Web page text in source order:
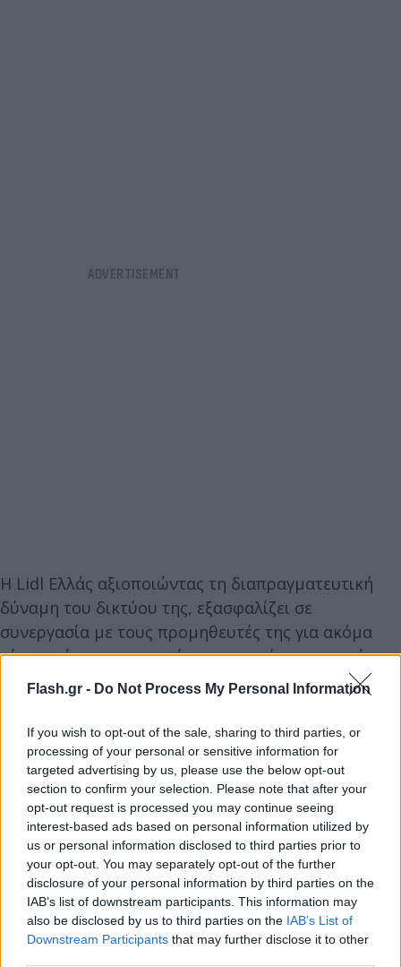
Flash.gr - Do Not Process My Personal Information
If you wish to opt-out of the sale, sharing to third parties, or
processing of your personal or sensitive information for
targeted advertising by us, please use the below opt-out
section to confirm your selection. Please note that after your
opt-out request is processed you may continue seeing
interest-based ads based on personal information utilized by
us or personal information disclosed to third parties prior to
your opt-out. You may separately opt-out of the further
disclosure of your personal information by third parties on the
IAB’s list of downstream participants. This information may
also be disclosed by us to third parties on the IAB’s List of
Downstream Participants that may further disclose it to other
Η Lidl Ελλάς αξιοποιώντας τη διαπραγματευτική
δύναμη του δικτύου της, εξασφαλίζει σε
συνεργασία με τους προμηθευτές της για ακόμα
μία φορά τις πιο συμφέρουσες τιμές της αγοράς,
τόσο στα προϊόντα ιδιωτικής ετικέτας της, όσο και
χιλιάδες προϊόντα ποια αξίζουν να μπουν στα
ράφια της, ώστε να μπορούν οι καταναλωτές, να
επιλέγουν από μια πλούσια γκάμα προϊόντων.
Επιπλέον, οι πελάτες της Lidl Ελλάς έχουν τη
δυνατότητα να επωφελούνται καθημερινά από τις
πολυάριθμες επιπρόσθετες προσφορές και
εκπτωτικά κουπόνια που είναι διαθέσιμα μέσα από
το πρόγραμμα πιστότητας Lidl Plus για ακόμη
μεγαλύτερη εξοικονόμηση ύψους τουλάχιστον